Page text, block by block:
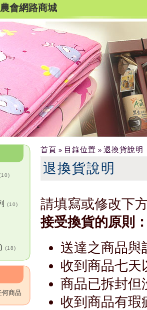
會網路商城
(10)
(18)
何商品
首頁 » 目錄位置 » 退換貨說明
退換貨說明
請填寫或修改下
接受換貨的原則
送達之商品與
收到商品七天
商品已拆封但
收到商品有瑕